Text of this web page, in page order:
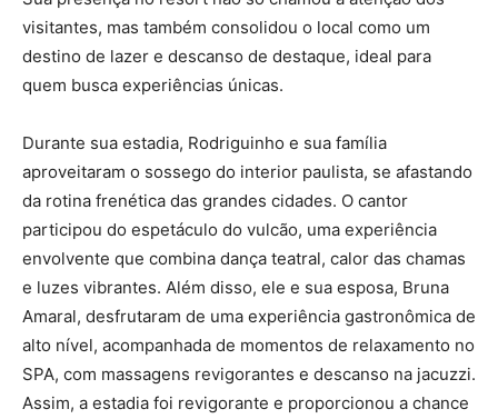
visitantes, mas também consolidou o local como um
destino de lazer e descanso de destaque, ideal para
quem busca experiências únicas.
Durante sua estadia, Rodriguinho e sua família
aproveitaram o sossego do interior paulista, se afastando
da rotina frenética das grandes cidades. O cantor
participou do espetáculo do vulcão, uma experiência
envolvente que combina dança teatral, calor das chamas
e luzes vibrantes. Além disso, ele e sua esposa, Bruna
Amaral, desfrutaram de uma experiência gastronômica de
alto nível, acompanhada de momentos de relaxamento no
SPA, com massagens revigorantes e descanso na jacuzzi.
Assim, a estadia foi revigorante e proporcionou a chance